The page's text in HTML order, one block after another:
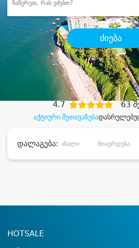
ძიება
შეიძინესასურველი
დიდი
აქტიური შეთავაზება
4.7 63
დალაგება: ახალი მთავრდება
HOTSALE